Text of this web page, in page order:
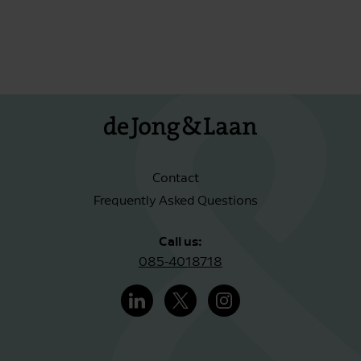
Contact
Frequently Asked Questions
Call us:
085-4018718